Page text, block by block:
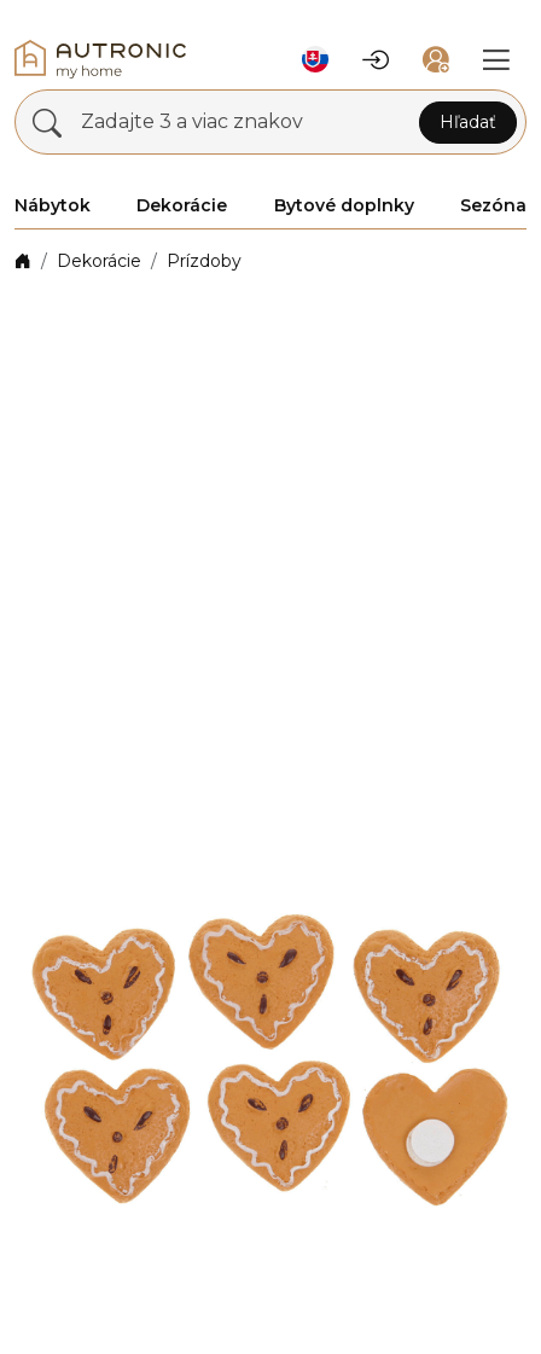
Zadajte 3 a viac znakov Hľadať
Nábytok Dekorácie Bytové doplnky Sezóna
Dekorácie Prízdoby